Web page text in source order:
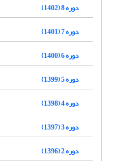
دوره 8 (1402)
دوره 7 (1401)
دوره 6 (1400)
دوره 5 (1399)
دوره 4 (1398)
دوره 3 (1397)
دوره 2 (1396)